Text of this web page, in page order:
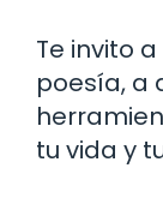
Te invito
poesía, a
tu vida y